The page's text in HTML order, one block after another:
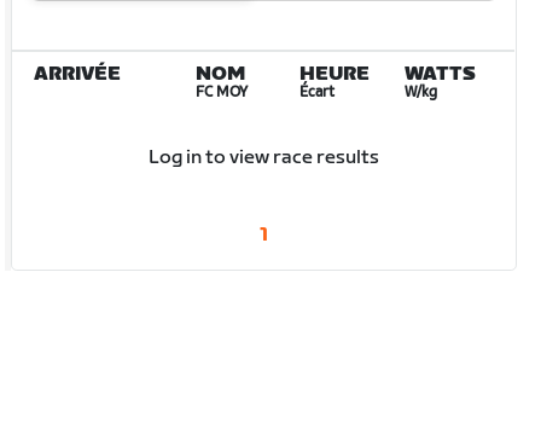
ARRIVÉE NOM
FC MOY
HEURE
Écart
WATTS
W/kg
Log in to view race results
1